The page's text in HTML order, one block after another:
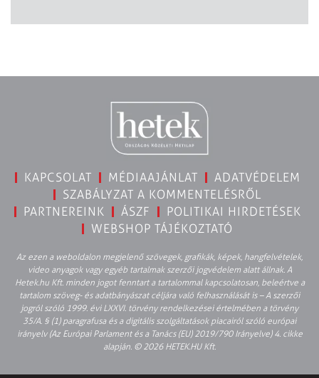
KAPCSOLAT MÉDIAAJÁNLAT
ADATVÉDELEM
SZABÁLYZAT A KOMMENTELÉSRŐL
PARTNEREINK
ÁSZF
POLITIKAI HIRDETÉSEK
WEBSHOP TÁJÉKOZTATÓ
Az ezen a weboldalon megjelenő szövegek, grafikák, képek, hangfelvételek,
video anyagok vagy egyéb tartalmak szerzői jogvédelem alatt állnak. A
Hetek.hu Kft. minden jogot fenntart a tartalommal kapcsolatosan, beleértve a
tartalom szöveg- és adatbányászat céljára való felhasználását is – A szerzői
jogról szóló 1999. évi LXXVI. törvény rendelkezései értelmében a törvény
35/A. § (1) paragrafusa és a digitális szolgáltatások piacairól szóló európai
irányelv (Az Európai Parlament és a Tanács (EU) 2019/790 Irányelve) 4. cikke
alapján. © 2026 HETEK.HU Kft.